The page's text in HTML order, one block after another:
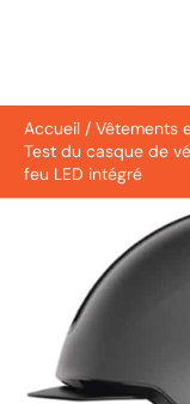
Accueil
Vêtements
Test du casque de
feu LED intégré